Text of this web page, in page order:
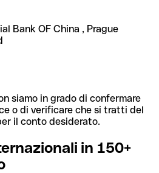
Bank OF China , Prague
siamo in grado di confermare
o di verificare che si tratti del
il conto desiderato.
in 150+